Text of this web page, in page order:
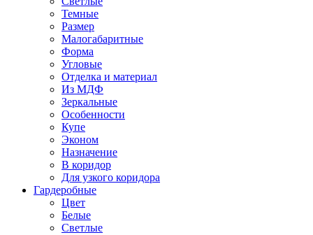
Темные
Размер
Малогабаритные
Форма
Угловые
Отделка и материал
Из МДФ
Зеркальные
Особенности
Купе
Эконом
Назначение
В коридор
Для узкого коридора
Гардеробные
Цвет
Белые
Светлые